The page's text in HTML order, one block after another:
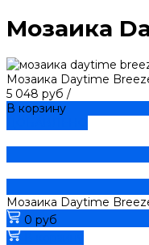
Мозаика
Мозаика Daytime
5 048 руб /
В корзину
Мозаика Daytime
0 руб